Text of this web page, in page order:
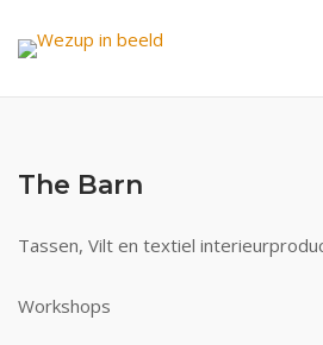
naar
inhoud
The Barn
Tassen, Vilt en textiel
Workshops